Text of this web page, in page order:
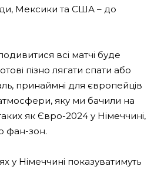
Мексики та США – до
всі матчі буде
пізно лягати спати або
принаймні для європейців
яку ми бачили на
як Євро-2024 у Німеччині,
фан-зон.
у Німеччині показуватимуть